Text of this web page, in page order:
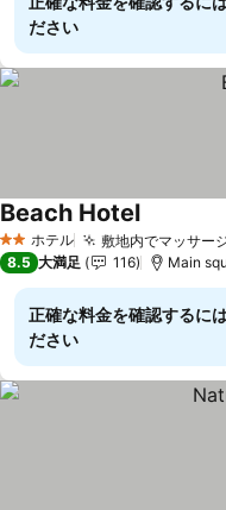
ださい
2 ホテルのランク
ホテル 敷地内でマッサー
Beach Hotel
8.5 大満足 116 Main
正確な料金を確認するに
ださい